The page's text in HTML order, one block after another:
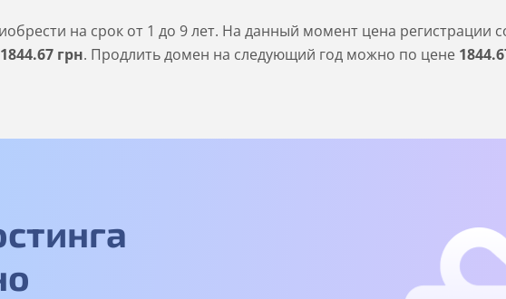
на срок от 1 до 9 лет. На данный момент цена регистрации
1844.67 грн. Продлить домен на следующий год можно по цене 1844